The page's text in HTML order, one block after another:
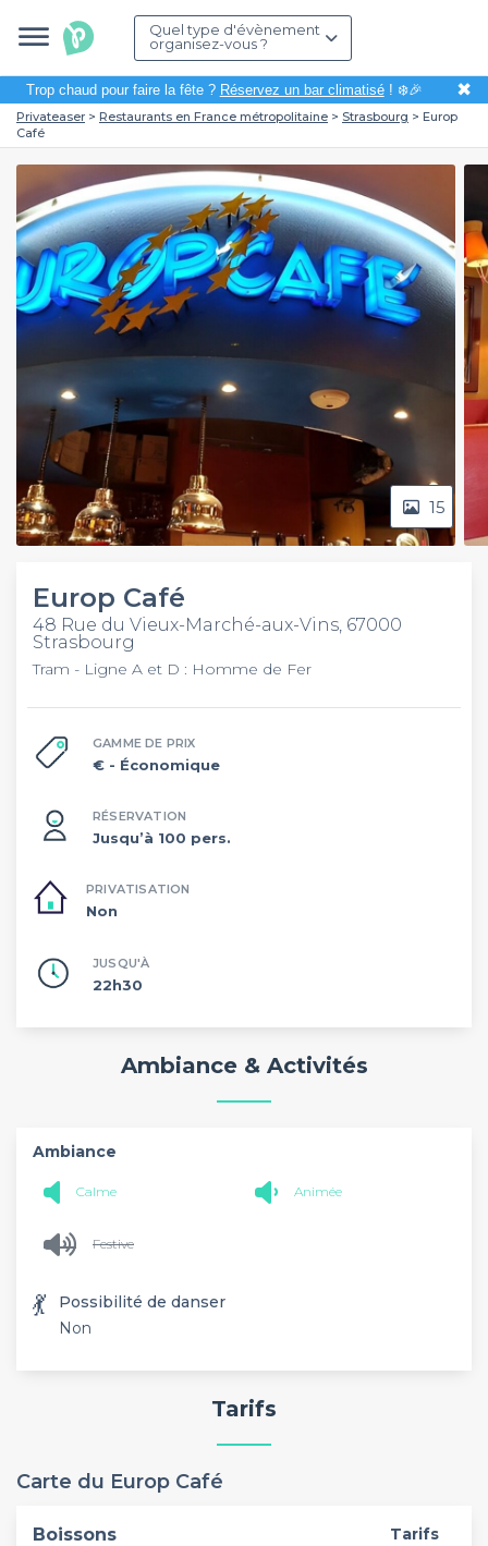
Quel type d'évènement
organisez-vous ?
Trop chaud pour faire la fête ? Réservez un bar climatisé! ❄️🎉 ✖
Privateaser Restaurants en France métropolitaine Strasbourg
Europ
Café
15
Europ Café
48 Rue du Vieux-Marché-aux-Vins, 67000
Strasbourg
Tram - Ligne A et D : Homme de Fer
GAMME DE PRIX
€ - Économique
RÉSERVATION
Jusqu’à 100 pers.
PRIVATISATION
Non
JUSQU'À
22h30
Ambiance & Activités
Ambiance
Calme Animée
Festive
💃
Possibilité de danser
Non
Tarifs
Carte du Europ Café
Boissons Tarifs